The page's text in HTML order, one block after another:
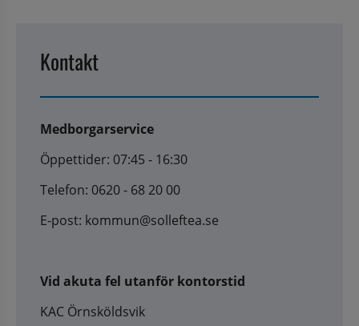
Kontakt
Medborgarservice
Öppettider: 07:45 - 16:30
Telefon: 0620 - 68 20 00
E-post: kommun@solleftea.se
Vid akuta fel utanför kontorstid
KAC Örnsköldsvik